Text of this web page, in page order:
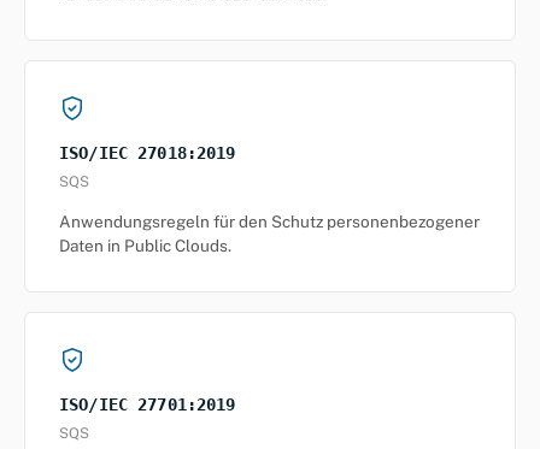
ISO/IEC 27018:2019
SQS
Anwendungsregeln für den Schutz personenbezogener
Daten in Public Clouds.
ISO/IEC 27701:2019
SQS